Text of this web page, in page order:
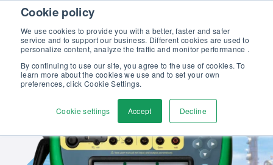
Cookie policy
We use cookies to provide you with a better, faster and safer
service and to support our business. Different cookies are used to
personalize content, analyze the traffic and monitor performance .
By continuing to use our site, you agree to the use of cookies. To
learn more about the cookies we use and to set your own
preferences, click Cookie Settings.
Cookie settings Accept Decline
Skip to content
Upptäck vår nya broschyr Beamex-lösningar för enastående
Kontakta oss